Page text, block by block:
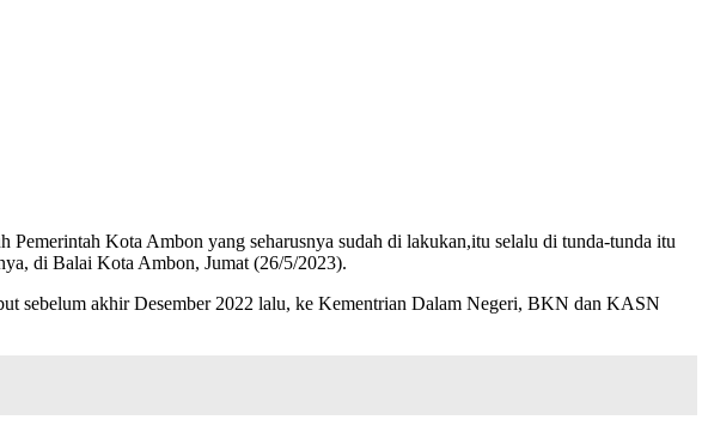
Kota Ambon yang seharusnya sudah di lakukan,itu selalu di tunda-tunda itu
di Balai Kota Ambon, Jumat (26/5/2023).
sebelum akhir Desember 2022 lalu, ke Kementrian Dalam Negeri, BKN dan KASN